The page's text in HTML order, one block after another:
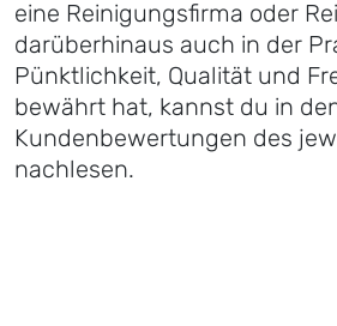
eine Reinigungsfirma oder
darüberhinaus auch in der
Pünktlichkeit, Qualität und
bewährt hat, kannst du in
Kundenbewertungen des
nachlesen.